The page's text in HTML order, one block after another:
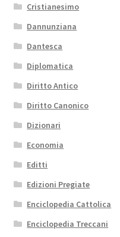
Cristianesimo
Dannunziana
Dantesca
Diplomatica
Diritto Antico
Diritto Canonico
Dizionari
Economia
Editti
Edizioni Pregiate
Enciclopedia Cattolica
Enciclopedia Treccani